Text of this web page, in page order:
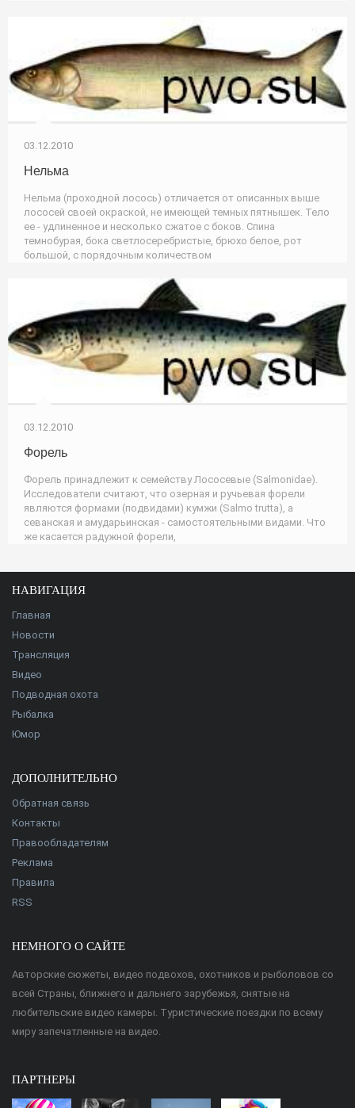
03.12.2010
Нельма
Нельма (проходной лосось) отличается от описанных выше
лососей своей окраской, не имеющей темных пятнышек. Тело
ее - удлиненное и несколько сжатое с боков. Спина
темнобурая, бока светлосеребристые, брюхо белое, рот
большой, с порядочным количеством
03.12.2010
Форель
Форель принадлежит к семейству Лососевые (Salmonidae).
Исследователи считают, что озерная и ручьевая форели
являются формами (подвидами) кумжи (Salmo trutta), а
севанская и амударьинская - самостоятельными видами. Что
же касается радужной форели,
НАВИГАЦИЯ
Главная
Новости
Трансляция
Видео
Подводная охота
Рыбалка
Юмор
ДОПОЛНИТЕЛЬНО
Обратная связь
Контакты
Правообладателям
Реклама
Правила
RSS
НЕМНОГО О САЙТЕ
Авторские сюжеты, видео подвохов, охотников и рыболовов со
всей Страны, ближнего и дальнего зарубежья, снятые на
любительские видео камеры. Туристические поездки по всему
миру запечатленные на видео.
ПАРТНЕРЫ